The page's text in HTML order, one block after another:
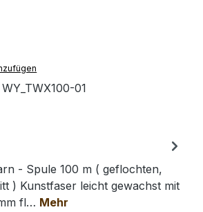
WY_TWX100-01
- Spule 100 m ( geflochten,
) Kunstfaser leicht gewachst mit
fl… Mehr